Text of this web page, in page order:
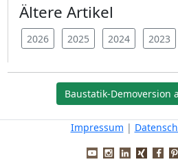
Ältere Artikel
2026 2025 2024 2023
Baustatik-Demoversion
Impressum |